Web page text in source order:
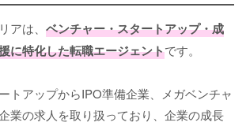
アは、 ベンチャー・スタートアップ・成
に特化した転職エージェントです。
トアップからIPO準備企業、メガベンチャ
業の求人を取り扱っており、企業の成長